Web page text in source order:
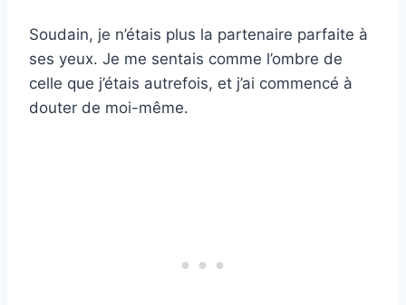
Soudain, je n’étais plus la partenaire parfaite à
ses yeux. Je me sentais comme l’ombre de
celle que j’étais autrefois, et j’ai commencé à
douter de moi-même.